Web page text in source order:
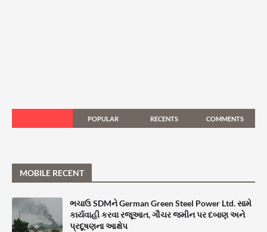
POPULAR RECENTS COMMENTS
MOBILE RECENT
ભચાઉ SDMને German Green Steel Power Ltd. સામે
કાર્યવાહી કરવા રજૂઆત, ગૌચર જમીન પર દબાણ અને
પ્રદૂષણના આક્ષેપ